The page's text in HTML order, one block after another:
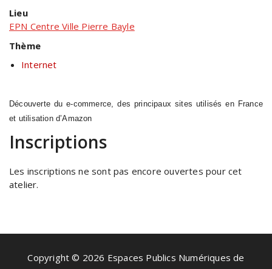
Lieu
EPN Centre Ville Pierre Bayle
Thème
Internet
Découverte du e-commerce, des principaux sites utilisés en France
et utilisation d’Amazon
Inscriptions
Les inscriptions ne sont pas encore ouvertes pour cet
atelier.
Copyright © 2026 Espaces Publics Numériques de